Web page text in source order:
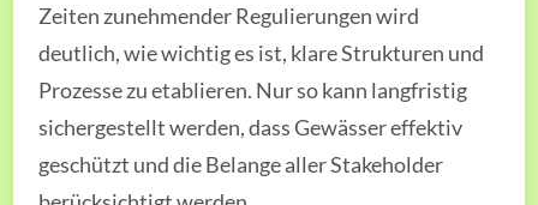
Zeiten zunehmender Regulierungen wird
deutlich, wie wichtig es ist, klare Strukturen und
Prozesse zu etablieren. Nur so kann langfristig
sichergestellt werden, dass Gewässer effektiv
geschützt und die Belange aller Stakeholder